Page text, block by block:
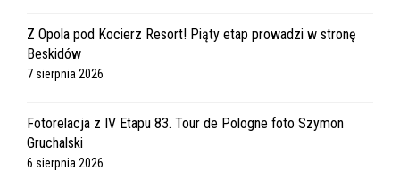
Z Opola pod Kocierz Resort! Piąty etap prowadzi w stronę
Beskidów
7 sierpnia 2026
Fotorelacja z IV Etapu 83. Tour de Pologne foto Szymon
Gruchalski
6 sierpnia 2026